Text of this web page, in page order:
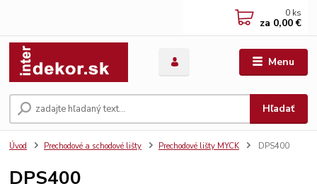
Menu
Hľadať
0 ks
za 0,00 €
Úvod Prechodové a schodové lišty Prechodové lišty MYCK DPS400
DPS400